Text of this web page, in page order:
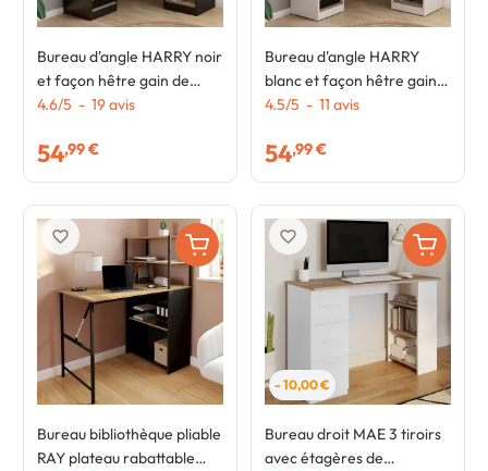
Bureau d'angle HARRY noir
et façon hêtre gain de
place bureau informatique
4.6/5 - 19avis
54,99 €
Bureau d'angle HARRY
blanc et façon hêtre gain
de place bureau
rangements
4.5/5 - 11 avis
54,99 €
Bureau bibliothèque pliable
RAY plateau rabattable
favorite_border
- 10,00 €
Bureau droit MAE 3 tiroirs
avec étagères de
favorite_border